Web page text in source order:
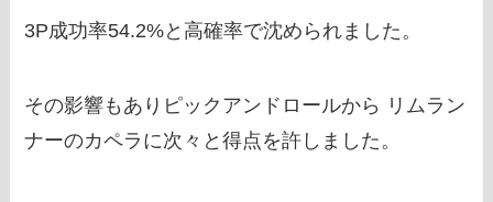
3P成功率54.2%と高確率で沈められました。
その影響もありピックアンドロールから リムラン
ナーのカペラに次々と得点を許しました。